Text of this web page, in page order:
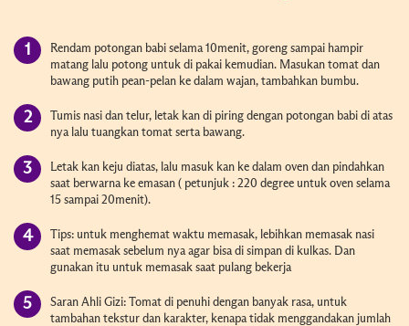
Rendam potongan babi selama 10menit, goreng sampai hampir
matang lalu potong untuk di pakai kemudian. Masukan tomat dan
bawang putih pean-pelan ke dalam wajan, tambahkan bumbu.
Tumis nasi dan telur, letak kan di piring dengan potongan babi di atas
nya lalu tuangkan tomat serta bawang.
Letak kan keju diatas, lalu masuk kan ke dalam oven dan pindahkan
saat berwarna ke emasan ( petunjuk : 220 degree untuk oven selama
15 sampai 20menit).
Tips: untuk menghemat waktu memasak, lebihkan memasak nasi
saat memasak sebelum nya agar bisa di simpan di kulkas. Dan
gunakan itu untuk memasak saat pulang bekerja
Saran Ahli Gizi: Tomat di penuhi dengan banyak rasa, untuk
tambahan tekstur dan karakter, kenapa tidak menggandakan jumlah